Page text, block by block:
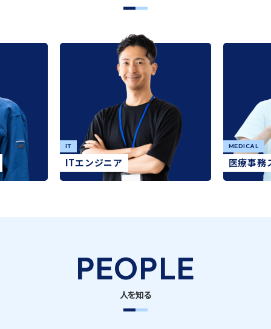
IT
ITエンジニア
MEDICAL
医療事務
PEOPLE
人を知る